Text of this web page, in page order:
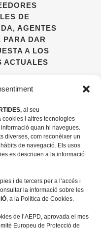
al seu
cookies i altres tecnologies
quan hi navegues.
diverses, com reconèixer un
de navegació. Els usos
es descriuen a la informació
i de tercers per a l’accés i
la informació sobre les
, a la Política de Cookies.
de l’AEPD, aprovada el mes
Europeu de Protecció de
DE
AGENTES
PARA DAR
A LOS
ACTUALES